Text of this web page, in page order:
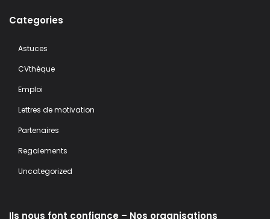
Categories
Astuces
CVthèque
Emploi
Lettres de motivation
Partenaires
Regalements
Uncategorized
Ils nous font confiance – Nos organisations